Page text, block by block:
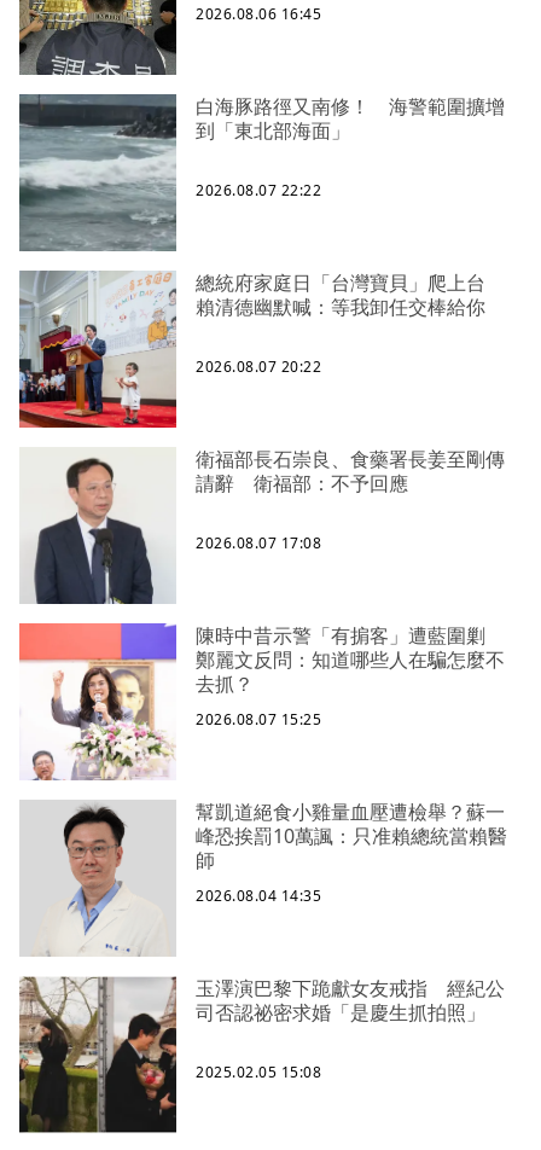
2026.08.06 16:45
白海豚路徑又南修！ 海警範圍擴增
到「東北部海面」
2026.08.07 22:22
總統府家庭日「台灣寶貝」爬上台
賴清德幽默喊：等我卸任交棒給你
2026.08.07 20:22
衛福部長石崇良、食藥署長姜至剛傳
請辭 衛福部：不予回應
2026.08.07 17:08
陳時中昔示警「有掮客」遭藍圍剿
鄭麗文反問：知道哪些人在騙怎麼不
去抓？
2026.08.07 15:25
幫凱道絕食小雞量血壓遭檢舉？蘇一
峰恐挨罰10萬諷：只准賴總統當賴醫
師
2026.08.04 14:35
玉澤演巴黎下跪獻女友戒指 經紀公
司否認祕密求婚「是慶生抓拍照」
2025.02.05 15:08